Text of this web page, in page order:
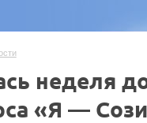
неделя
«Я —